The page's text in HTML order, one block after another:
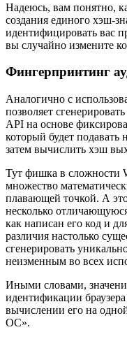
Надеюсь, вам понятно,
создания единого хэш-
идентифицировать вас
вы случайно измените
Фингерпринтинг
Аналогично с
позволяет
API на основе
который будет подавать
затем вычислить хэш
Тут фишка в сложности
множество
плавающей точкой. А
несколько
как написан его код и
различия настолько
сгенерировать
неизменным во всех
Иными словами,
идентификации
вычислении его на
ОС».